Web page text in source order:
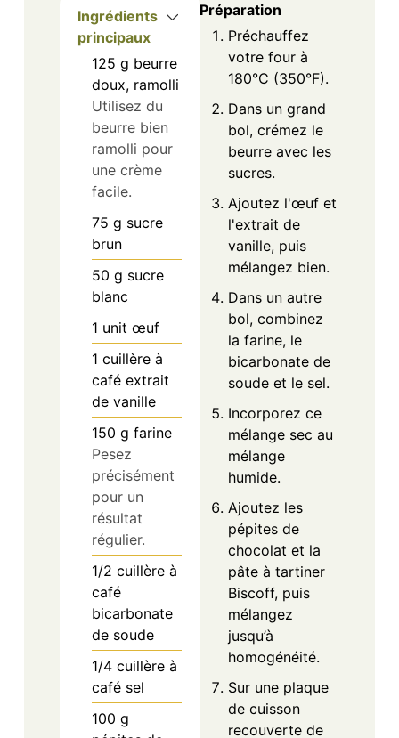
Ingrédients
principaux
125 g beurre
doux, ramolli
Utilisez du
beurre bien
ramolli pour
une crème
facile.
75 g sucre
brun
50 g sucre
blanc
1 unit œuf
1 cuillère à
café extrait
de vanille
150 g farine
Pesez
précisément
pour un
résultat
régulier.
1/2 cuillère à
café
bicarbonate
de soude
1/4 cuillère à
café sel
100 g
Préparation
Préchauffez
votre four à
180°C (350°F).
Dans un grand
bol, crémez le
beurre avec les
sucres.
Ajoutez l'œuf et
l'extrait de
vanille, puis
mélangez bien.
Dans un autre
bol, combinez
la farine, le
bicarbonate de
soude et le sel.
Incorporez ce
mélange sec au
mélange
humide.
Ajoutez les
pépites de
chocolat et la
pâte à tartiner
Biscoff, puis
mélangez
jusqu’à
homogénéité.
Sur une plaque
de cuisson
recouverte de